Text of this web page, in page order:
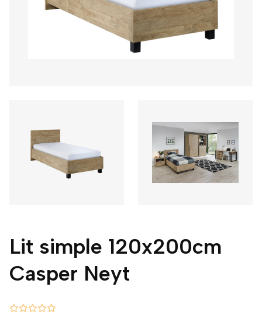
Lit simple 120x200cm
Casper Neyt